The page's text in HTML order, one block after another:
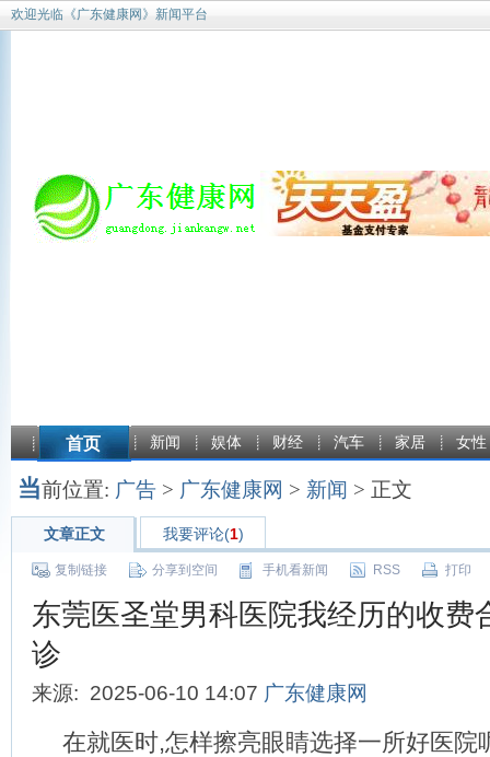
欢迎光临《广东健康网》新闻平台
首页 新闻 娱体 财经 汽车 家居 女性
当前位置: 广告 > 广东健康网 > 新闻 > 正文
文章正文 我要评论(1)
复制链接 分享到空间 手机看新闻 RSS 打印
东莞医圣堂男科医院我经历的收费
诊
来源: 2025-06-10 14:07 广东健康网
在就医时,怎样擦亮眼睛选择一所好医院